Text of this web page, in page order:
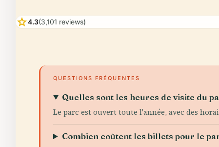
star4.3(3,101 reviews)
QUESTIONS FRÉQUENTES
Quelles sont les heures de visite du
Le parc est ouvert toute l'année, avec des
Combien coûtent les billets pour le